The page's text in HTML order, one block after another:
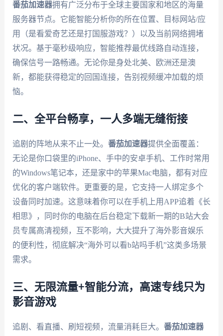
番茄加速器拥有广泛分布于全球主要国家和地区的海量
服务器节点。它能智能分析你的所在位置、目标网站/应
用（是看爱奇艺还是打国服游戏？）以及当前网络拥堵
状况。基于毫秒级响应，智能推荐最优线路自动连接，
确保信号一路畅通。无论你是身处北美、欧洲还是澳
新，都能获得稳定的回国连接，告别视频缓冲加载的烦
恼。
二、全平台畅享，一人多端无缝衔接
追剧的阵地从来不止一处。 番茄加速器提供全面覆盖：
无论是你口袋里的iPhone、手中的安卓手机、工作时常用
的Windows笔记本，还是家中的苹果Mac电脑，都有对应
优化的客户端软件。更重要的是，它支持一人绑定多个
设备同时加速。这意味着你可以在手机上用APP追着《长
相思》，同时你的电脑在后台稳定下载新一期的B站大会
员专属高清视频，互不影响，大大提升了海外影音娱乐
的便利性，彻底解决“海外可以看b站吗手机”这类多场景
需求。
三、无限流量+智能分流，高速专线只为
影音游戏
追剧、看直播、刷短视频，流量消耗巨大。 番茄加速器